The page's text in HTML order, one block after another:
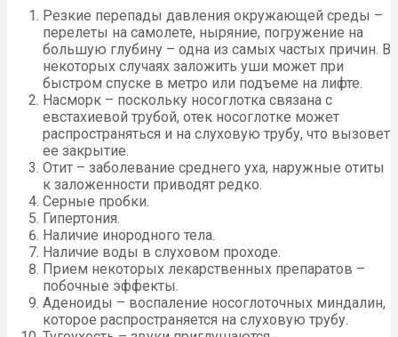
Резкие перепады давления окружающей среды –
перелеты на самолете, ныряние, погружение на
большую глубину – одна из самых частых причин. В
некоторых случаях заложить уши может при
быстром спуске в метро или подъеме на лифте.
Насморк – поскольку носоглотка связана с
евстахиевой трубой, отек носоглотке может
распространяться и на слуховую трубу, что вызовет
ее закрытие.
Отит – заболевание среднего уха, наружные отиты
к заложенности приводят редко.
Серные пробки.
Гипертония.
Наличие инородного тела.
Наличие воды в слуховом проходе.
Прием некоторых лекарственных препаратов –
побочные эффекты.
Аденоиды – воспаление носоглоточных миндалин,
которое распространяется на слуховую трубу.